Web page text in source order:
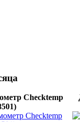
Checktemp